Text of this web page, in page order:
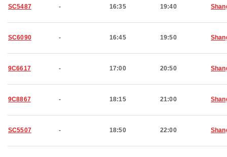
SC5487 - 16:35 19:40
SC6090 - 16:45 19:50
9C6617 - 17:00 20:50
9C8867 - 18:15 21:00
SC5507 - 18:50 22:00